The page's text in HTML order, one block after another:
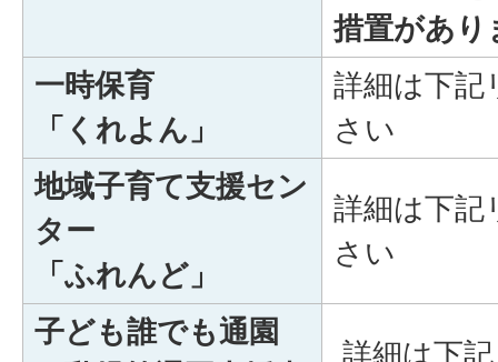
措置があり
一時保育
「くれよん」
詳細は下記
さい
地域子育て支援セン
ター
「ふれんど」
詳細は下記
さい
子ども誰でも通園
詳細は下